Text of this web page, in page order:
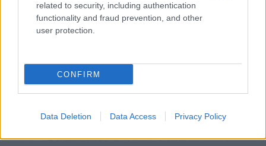
related to security, including authentication
functionality and fraud prevention, and other
user protection.
CONFIRM
Data Deletion Data Access Privacy Policy